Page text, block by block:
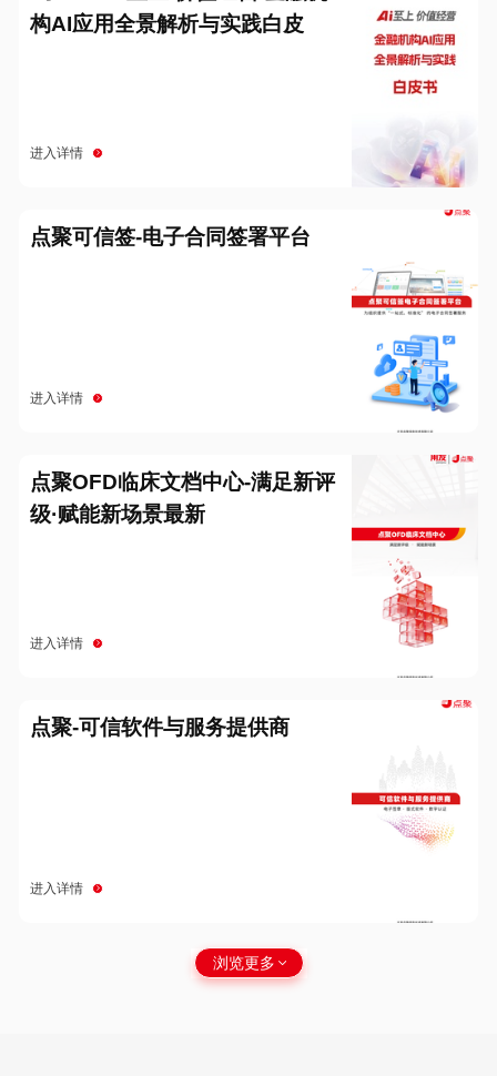
构AI应用全景解析与实践白皮
进入详情
点聚可信签-电子合同签署平台
进入详情
点聚OFD临床文档中心-满足新评
级·赋能新场景最新
进入详情
点聚-可信软件与服务提供商
进入详情
浏览更多